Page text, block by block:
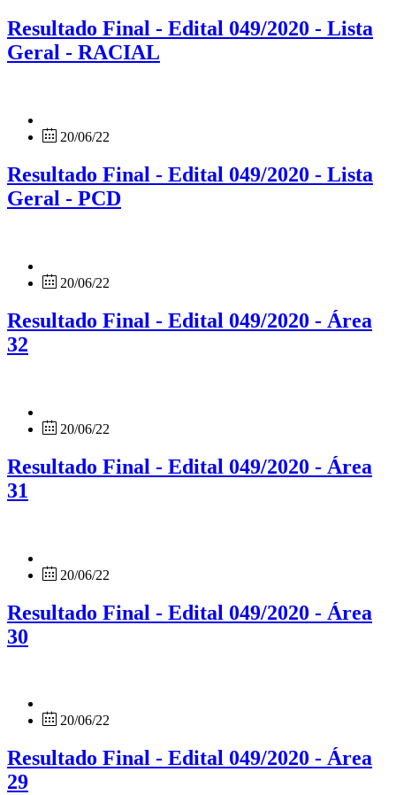
Resultado Final - Edital 049/2020 - Lista
Geral - RACIAL
20/06/22
Resultado Final - Edital 049/2020 - Lista
Geral - PCD
20/06/22
Resultado Final - Edital 049/2020 - Área
32
20/06/22
Resultado Final - Edital 049/2020 - Área
31
20/06/22
Resultado Final - Edital 049/2020 - Área
30
20/06/22
Resultado Final - Edital 049/2020 - Área
29